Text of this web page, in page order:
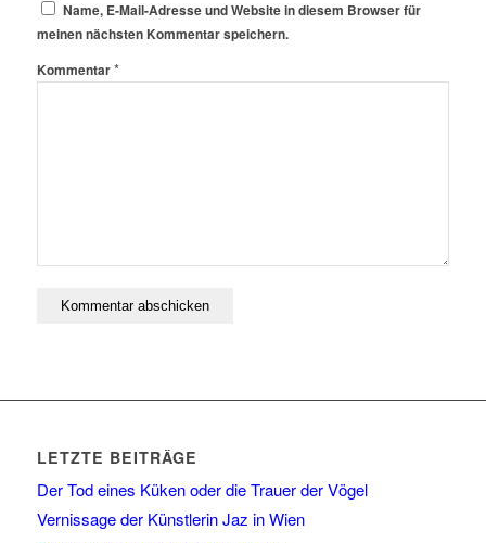
Name, E-Mail-Adresse und Website in diesem Browser für
meinen nächsten Kommentar speichern.
Kommentar*
LETZTE BEITRÄGE
Der Tod eines Küken oder die Trauer der Vögel
Vernissage der Künstlerin Jaz in Wien